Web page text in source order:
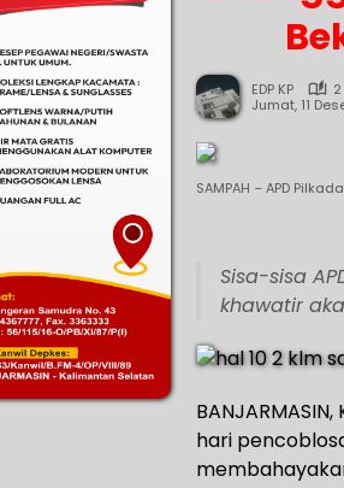
EDP KP
Jumat, 11
SAMPAH – APD
Sisa-sisa
khawatir
hari